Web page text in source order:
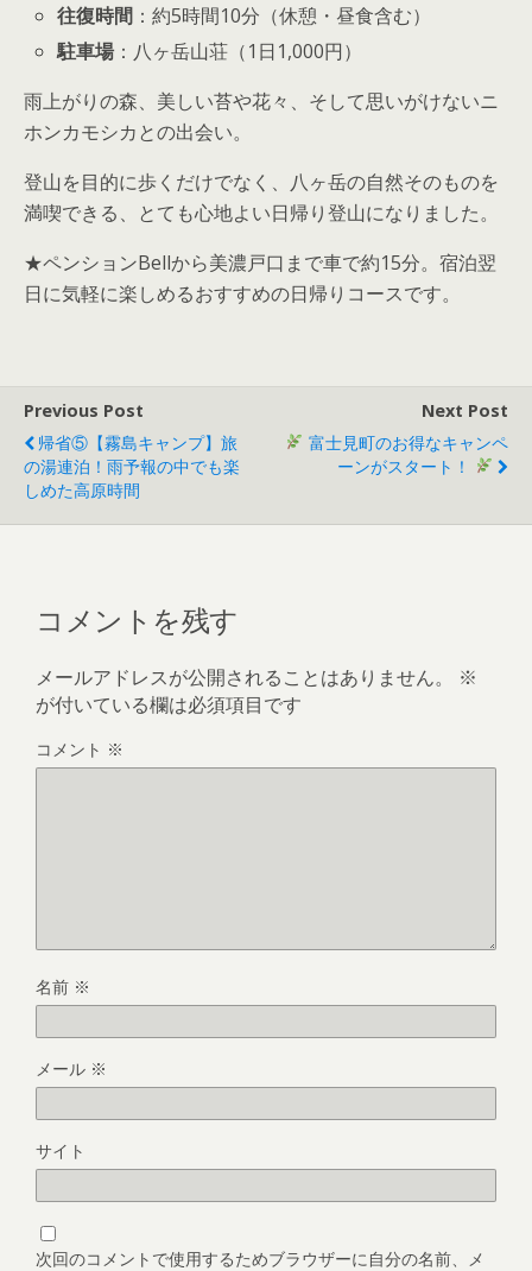
往復時間 ：約5時間10分（休憩・昼食含む）
駐車場：八ヶ岳山荘（1日1,000円）
雨上がりの森、美しい苔や花々、そして思いがけないニ
ホンカモシカとの出会い。
登山を目的に歩くだけでなく、八ヶ岳の自然そのものを
満喫できる、とても心地よい日帰り登山になりました。
★ペンションBellから美濃戸口まで車で約15分。宿泊翌
日に気軽に楽しめるおすすめの日帰りコースです。
Previous Post
帰省⑤【霧島キャンプ】旅
の湯連泊！雨予報の中でも楽
しめた高原時間
Next Post
富士見町のお得なキャンペ
ーンがスタート！
コメントを残す
メールアドレスが公開されることはありません。
※
が付いている欄は必須項目です
コメント ※
名前 ※
メール ※
サイト
次回のコメントで使用するためブラウザーに自分の名前、メ